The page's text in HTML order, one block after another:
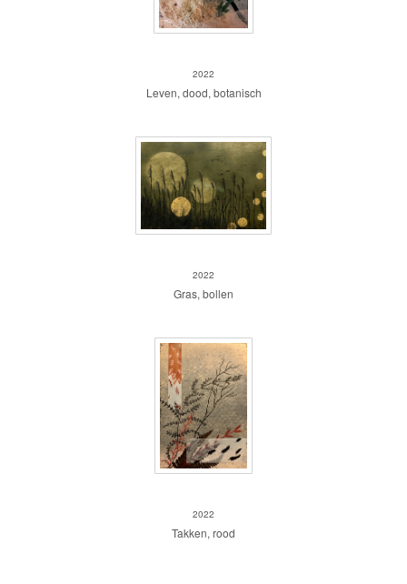
2022
Leven, dood, botanisch
2022
Gras, bollen
2022
Takken, rood